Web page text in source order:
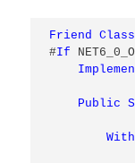
Friend Class
#If
Public
With